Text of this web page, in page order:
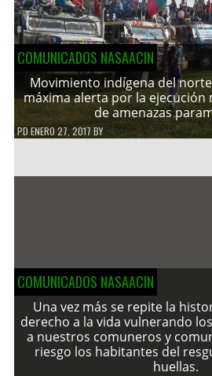
COMUNICADOS NASAACIN
Movimiento indígena del norte
máxima alerta por la ejecución
de amenazas
PDENERO 27, 2017 BY
COMUNICADOS NASAACIN
Una vez más se repite la
derecho a la vida vulnerando
a nuestros comuneros y
riesgo los habitantes del
huellas.